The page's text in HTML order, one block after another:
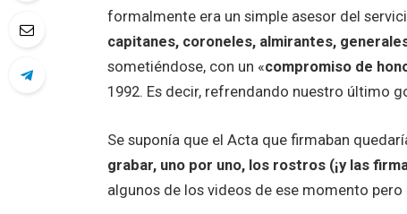
formalmente era un simple asesor del
capitanes, coroneles, almirantes,
sometiéndose, con un «compromiso de
1992. Es decir, refrendando nuestro último
Se suponía que el Acta que firmaban
grabar, uno por uno, los rostros (¡y las
algunos de los videos de ese momento